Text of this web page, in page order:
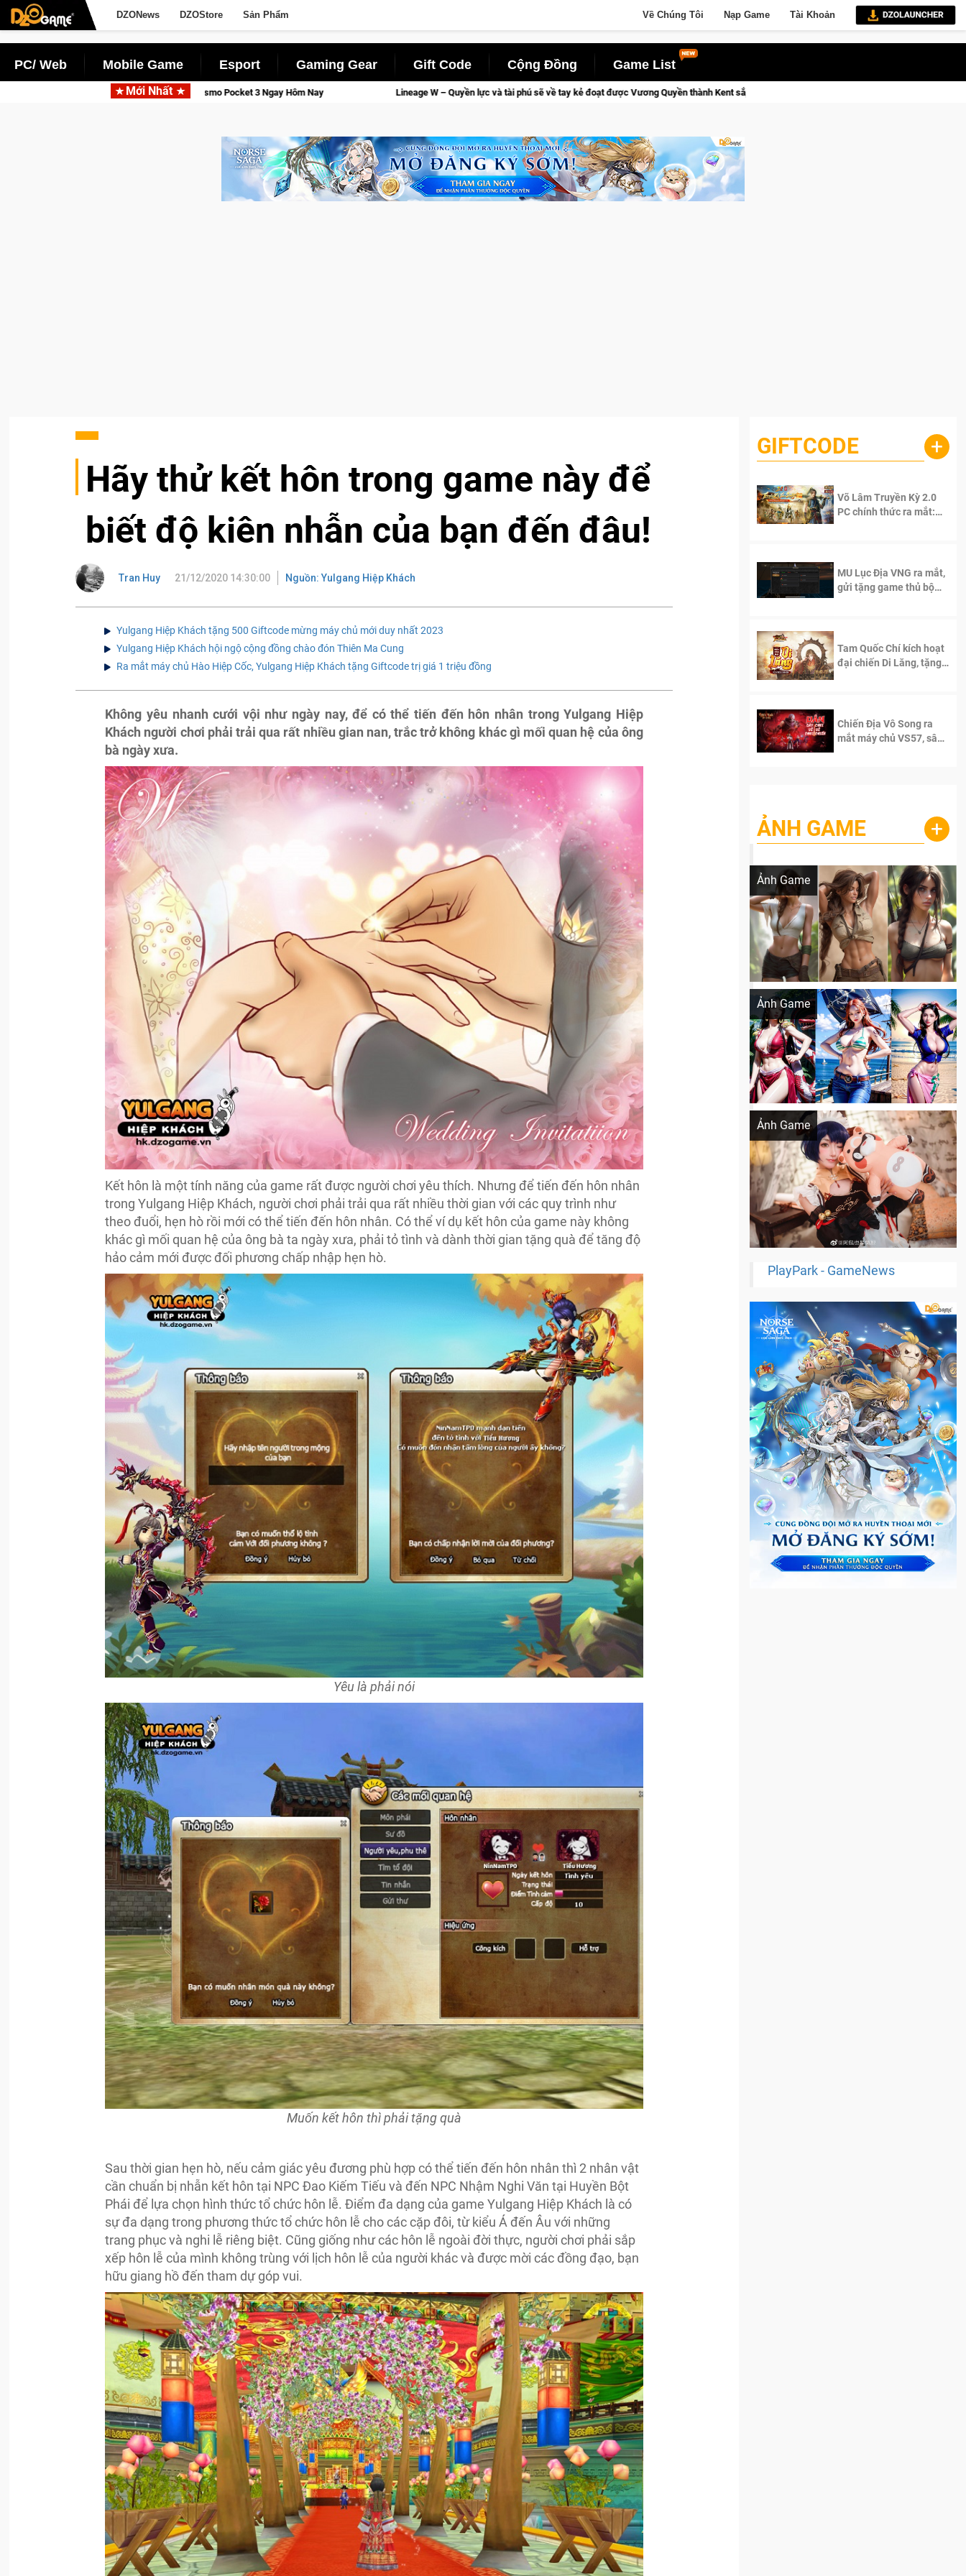
DZONews DZOStore Sản Phẩm Về Chúng Tôi Nạp Game Tài Khoản
PC/ Web Mobile Game Esport Gaming Gear Gift Code Cộng Đồng Game List
Mới Nhất
Pocket 3 Ngay Hôm Nay Lineage W – Quyền lực và tài phú sẽ về tay kẻ đoạt được Vương Quyền thành Kent sắp tới! Trial Xtreme Freedom – Game đua xe mô tô PvP sở hữu vật lý siêu thực
Hãy thử kết hôn trong game này để
biết độ kiên nhẫn của bạn đến đâu!
Tran Huy 21/12/2020 14:30:00 Nguồn: Yulgang Hiệp Khách
Yulgang Hiệp Khách tặng 500 Giftcode mừng máy chủ mới duy nhất 2023
Yulgang Hiệp Khách hội ngộ cộng đồng chào đón Thiên Ma Cung
Ra mắt máy chủ Hào Hiệp Cốc, Yulgang Hiệp Khách tặng Giftcode trị giá 1 triệu đồng
Không yêu nhanh cưới vội như ngày nay, để có thể tiến đến hôn nhân trong Yulgang Hiệp
Khách người chơi phải trải qua rất nhiều gian nan, trắc trở không khác gì mối quan hệ của ông
bà ngày xưa.
Kết hôn là một tính năng của game rất được người chơi yêu thích. Nhưng để tiến đến hôn nhân
trong Yulgang Hiệp Khách, người chơi phải trải qua rất nhiều thời gian với các quy trình như
theo đuổi, hẹn hò rồi mới có thể tiến đến hôn nhân. Có thể ví dụ kết hôn của game này không
khác gì mối quan hệ của ông bà ta ngày xưa, phải tỏ tình và dành thời gian tặng quà để tăng độ
hảo cảm mới được đối phương chấp nhập hẹn hò.
Yêu là phải nói
Muốn kết hôn thì phải tặng quà
Sau thời gian hẹn hò, nếu cảm giác yêu đương phù hợp có thể tiến đến hôn nhân thì 2 nhân vật
cần chuẩn bị nhẫn kết hôn tại NPC Đao Kiếm Tiếu và đến NPC Nhậm Nghi Văn tại Huyền Bột
Phái để lựa chọn hình thức tổ chức hôn lễ. Điểm đa dạng của game Yulgang Hiệp Khách là có
sự đa dạng trong phương thức tổ chức hôn lễ cho các cặp đôi, từ kiểu Á đến Âu với những
trang phục và nghi lễ riêng biệt. Cũng giống như các hôn lễ ngoài đời thực, người chơi phải sắp
xếp hôn lễ của mình không trùng với lịch hôn lễ của người khác và được mời các đồng đạo, bạn
hữu giang hồ đến tham dự góp vui.
GIFTCODE +
Võ Lâm Truyền Kỳ 2.0
PC chính thức ra mắt:
MU Lục Địa VNG ra mắt,
gửi tặng game thủ bộ
Tam Quốc Chí kích hoạt
đại chiến Di Lăng, tặng
Chiến Địa Vô Song ra
mắt máy chủ VS57, sân
ẢNH GAME +
Ảnh Game
Lala Croft vừa nóng vừa xinh dưới nét vẽ
Ảnh Game
Khi AI Cosplay gái đẹp One Piece
Ảnh Game
Cosplay Xiangling siêu cute
PlayPark - GameNews